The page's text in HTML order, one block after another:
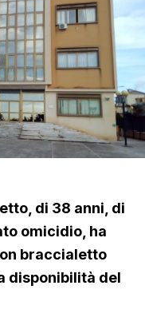
di 38 anni, di
omicidio, ha
braccialetto
disponibilità del